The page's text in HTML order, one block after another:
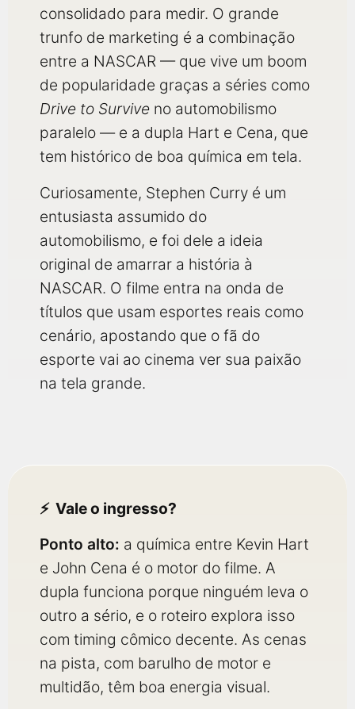
consolidado para medir. O grande
trunfo de marketing é a combinação
entre a NASCAR — que vive um boom
de popularidade graças a séries como
Drive to Survive no automobilismo
paralelo — e a dupla Hart e Cena, que
tem histórico de boa química em tela.
Curiosamente, Stephen Curry é um
entusiasta assumido do
automobilismo, e foi dele a ideia
original de amarrar a história à
NASCAR. O filme entra na onda de
títulos que usam esportes reais como
cenário, apostando que o fã do
esporte vai ao cinema ver sua paixão
na tela grande.
Vale o ingresso?
Ponto alto: a química entre Kevin Hart
e John Cena é o motor do filme. A
dupla funciona porque ninguém leva o
outro a sério, e o roteiro explora isso
com timing cômico decente. As cenas
na pista, com barulho de motor e
multidão, têm boa energia visual.